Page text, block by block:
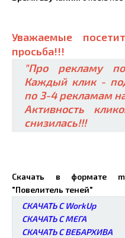
Уважаемые
просьба!!!
"Про рекламу
Каждый клик -
по 3-4 рекламам
Активность
снизилась!!!
Скачать в формате
"Повелитель теней"
СКАЧАТЬ С WorkUp
СКАЧАТЬ С МЕГА
СКАЧАТЬ С ВЕБАРХИВА